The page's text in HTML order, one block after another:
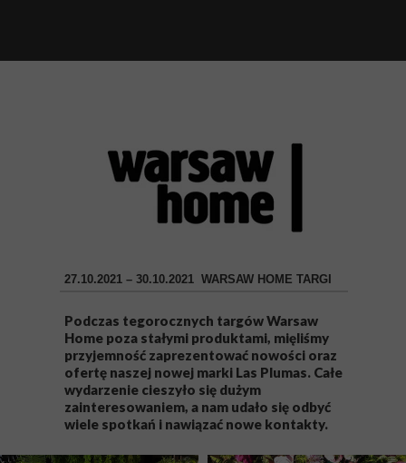
Podczas tegorocznych targów Warsaw
Home poza stałymi produktami, mięliśmy
przyjemność zaprezentować nowości oraz
ofertę naszej nowej marki Las Plumas. Całe
wydarzenie cieszyło się dużym
zainteresowaniem, a nam udało się odbyć
wiele spotkań i nawiązać nowe kontakty.
27.10.2021 – 30.10.2021 WARSAW HOME TARGI